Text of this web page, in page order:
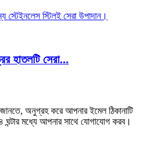
হাতলটি সেরা...
অনুগ্রহ করে আপনার ইমেল ঠিকানাটি
মধ্যে আপনার সাথে যোগাযোগ করব।